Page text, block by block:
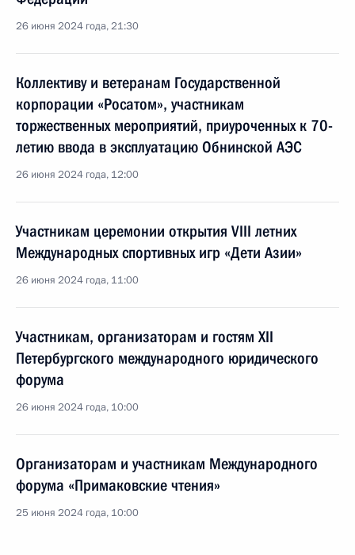
26 июня 2024 года, 21:30
Коллективу и ветеранам Государственной
корпорации «Росатом», участникам
торжественных мероприятий, приуроченных к 70-
летию ввода в эксплуатацию Обнинской АЭС
26 июня 2024 года, 12:00
Участникам церемонии открытия VIII летних
Международных спортивных игр «Дети Азии»
26 июня 2024 года, 11:00
Участникам, организаторам и гостям XII
Петербургского международного юридического
форума
26 июня 2024 года, 10:00
Организаторам и участникам Международного
форума «Примаковские чтения»
25 июня 2024 года, 10:00